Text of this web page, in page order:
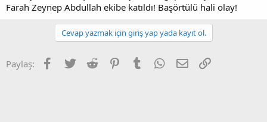
a
n
h
i
Farah Zeynep Abdullah ekibe katıldı! Başörtülü hali olay!
Cevap yazmak için giriş yap yada kayıt ol.
Paylaş: Facebook
Twitter Reddit PinterestTumblr WhatsApp
E-posta